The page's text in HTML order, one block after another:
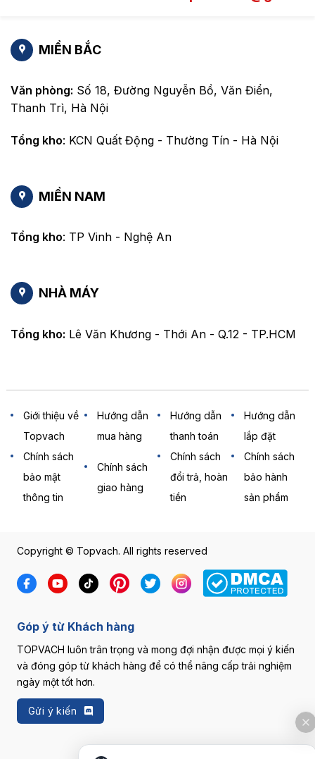
MIỀN BẮC
Văn phòng: Số 18, Đường Nguyễn Bồ, Văn Điển,
Thanh Trì, Hà Nội
Tổng kho: KCN Quất Động - Thường Tín - Hà Nội
MIỀN NAM
Tổng kho: TP Vinh - Nghệ An
NHÀ MÁY
Tổng kho: Lê Văn Khương - Thới An - Q.12 - TP.HCM
Giới thiệu về
Topvach
Hướng dẫn
mua hàng
Hướng dẫn
thanh toán
Hướng dẫn
lắp đặt
Chính sách
bảo mật
thông tin
Chính sách
giao hàng
Chính sách
đổi trả, hoàn
tiền
Chính sách
bảo hành
sản phẩm
Copyright © Topvach. All rights reserved
Góp ý từ Khách hàng
TOPVACH luôn trân trọng và mong đợi nhận được mọi ý kiến
và đóng góp từ khách hàng để có thể nâng cấp trải nghiệm
ngày một tốt hơn.
Gửi ý kiến